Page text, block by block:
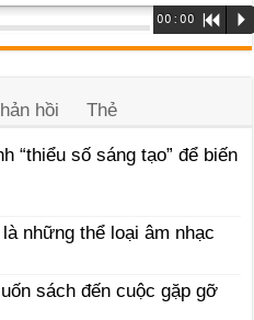
00:00 R P
hồi Thẻ
“thiểu số sáng tạo” để biến
những thể loại âm nhạc
sách đến cuộc gặp gỡ